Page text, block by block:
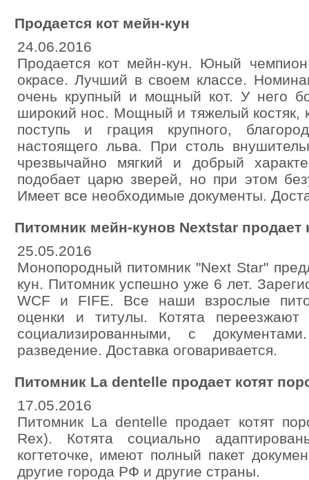
Продается кот мейн-кун
24.06.2016
Продается кот мейн-кун. Юный
окрасе. Лучший в своем классе.
очень крупный и мощный кот. У него
широкий нос. Мощный и тяжелый костяк,
поступь и грация крупного,
настоящего льва. При столь
чрезвычайно мягкий и добрый
подобает царю зверей, но при этом
Имеет все необходимые документы.
Питомник мейн-кунов Nextstar продает
25.05.2016
Монопородный питомник "Next Star"
кун. Питомник успешно уже 6 лет.
WCF и FIFE. Все наши взрослые
оценки и титулы. Котята
социализированными, с
разведение. Доставка оговаривается.
Питомник Lа dentelle продает котят
17.05.2016
Питомник Lа dentelle продает котят
Rex). Котята социально
когтеточке, имеют полный пакет
другие города РФ и другие страны.